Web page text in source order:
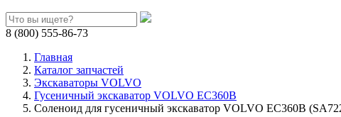
8 (800) 555-86-73
Главная
Каталог запчастей
Экскаваторы VOLVO
Гусеничный экскаватор VOLVO EC360B
Соленоид для гусеничный экскаватор VOLVO EC360B